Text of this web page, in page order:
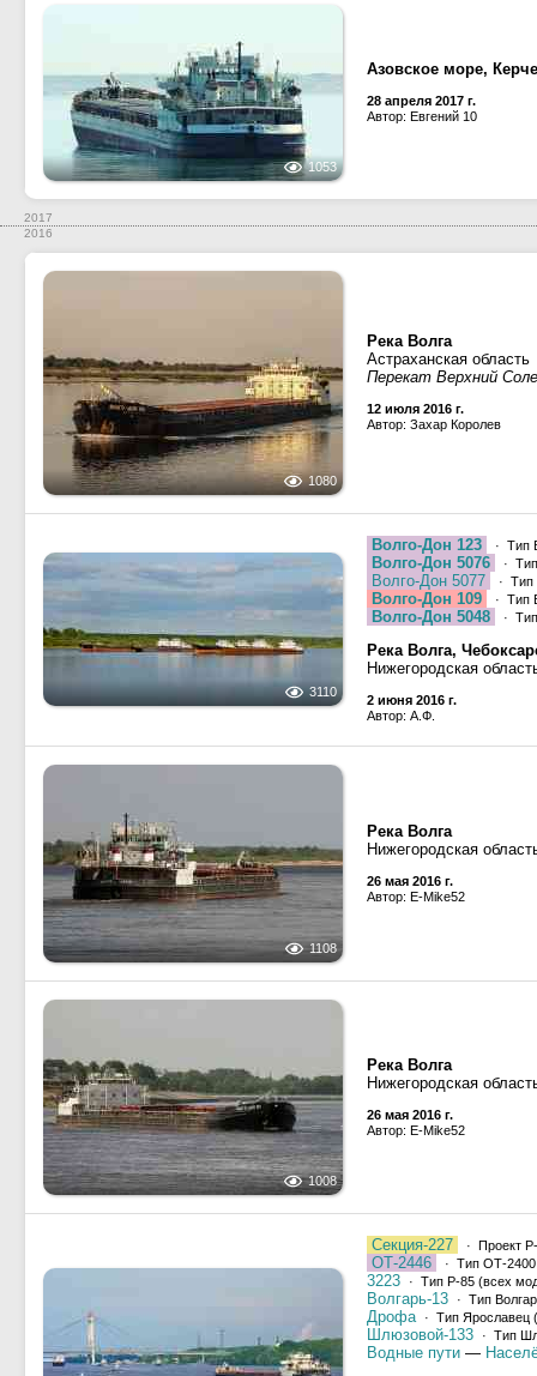
1053
Азовское море,
28 апреля 2017 г.
Автор: Евгений 10
2017
2016
1080
Река Волга
Астраханская область
Перекат Верхний
12 июля 2016 г.
Автор: Захар Королев
3110
Волго-Дон 123 · Тип
Волго-Дон 5076 ·
Волго-Дон 5077 · Тип
Волго-Дон 109 · Тип
Волго-Дон 5048 ·
Река Волга,
Нижегородская
2 июня 2016 г.
Автор: А.Ф.
1108
Река Волга
Нижегородская
26 мая 2016 г.
Автор: E-Mike52
1008
Река Волга
Нижегородская
26 мая 2016 г.
Автор: E-Mike52
Секция-227 · Проект
ОТ-2446 · Тип ОТ-
3223 · Тип Р-85 (всех
Волгарь-13 · Тип
Дрофа · Тип Ярославец
Шлюзовой-133 · Тип
Водные пути —